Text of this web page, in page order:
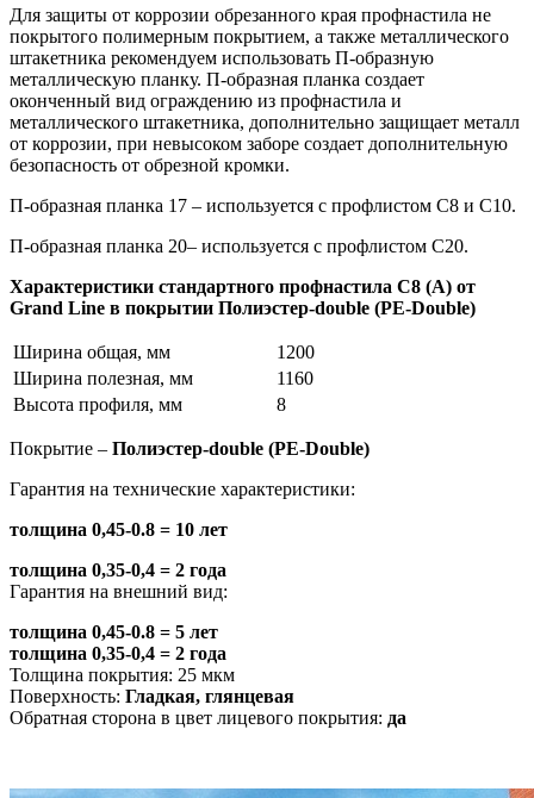
Для защиты от коррозии обрезанного края профнастила не
покрытого полимерным покрытием, а также металлического
штакетника рекомендуем использовать П-образную
металлическую планку. П-образная планка создает
оконченный вид ограждению из профнастила и
металлического штакетника, дополнительно защищает металл
от коррозии, при невысоком заборе создает дополнительную
безопасность от обрезной кромки.
П-образная планка 17 – используется с профлистом С8 и С10.
П-образная планка 20– используется с профлистом С20.
Характеристики стандартного профнастила С8 (А) от
Grand Line в покрытии Полиэстер-double (PE-Double)
Ширина общая, мм
1200
Ширина полезная, мм
1160
Высота профиля, мм
8
Покрытие – Полиэстер-double (PE-Double)
Гарантия на технические характеристики:
толщина 0,45-0.8 = 10 лет
толщина 0,35-0,4 = 2 года
Гарантия на внешний вид:
толщина 0,45-0.8 = 5 лет
толщина 0,35-0,4 = 2 года
Толщина покрытия: 25 мкм
Поверхность: Гладкая, глянцевая
Обратная сторона в цвет лицевого покрытия: да